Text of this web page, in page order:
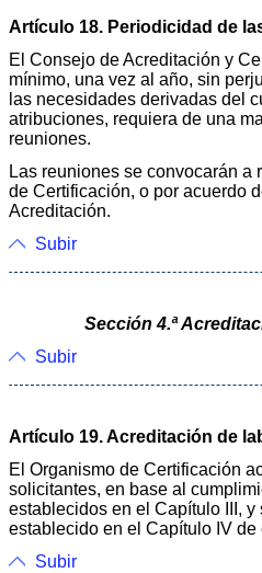
Artículo 18. Periodicidad de
El Consejo de Acreditación y
mínimo, una vez al año, sin
las necesidades derivadas del
atribuciones, requiera de una
reuniones.
Las reuniones se convocarán a
de Certificación, o por acuerdo
Acreditación.
Subir
Sección 4.ª
Subir
Artículo 19. Acreditación de
El Organismo de Certificación
solicitantes, en base al
establecidos en el Capítulo III,
establecido en el Capítulo IV de
Subir